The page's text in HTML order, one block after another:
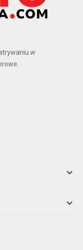
w

